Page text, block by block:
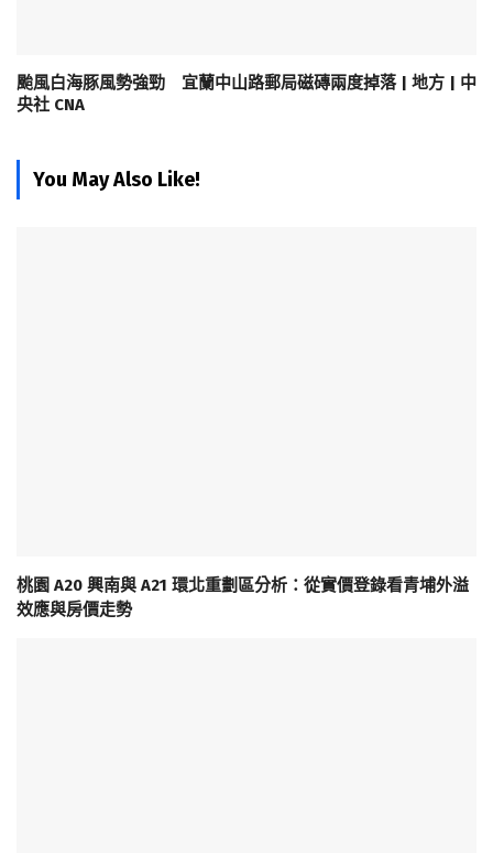
颱風白海豚風勢強勁 宜蘭中山路郵局磁磚兩度掉落 | 地方 | 中
央社 CNA
You May Also Like!
桃園 A20 興南與 A21 環北重劃區分析：從實價登錄看青埔外溢
效應與房價走勢